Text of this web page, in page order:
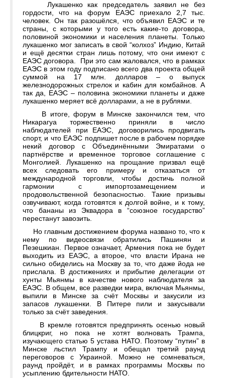
Лукашенко как председатель заявил не без
гордости, что на форум ЕАЭС приехало 2,7 тыс.
человек. Он так разошёлся, что объявил ЕАЭС и те
страны, с которыми у того есть какие-то договора,
половиной экономики и населения планеты. Только
лукашенко мог записать в свой “колхоз” Индию, Китай
и ещё десятки стран лишь потому, что они имеют с
ЕАЭС договора. При это сам жаловался, что в рамках
ЕАЭС в этом году подписано всего два проекта общей
суммой на 17 млн. долларов – о выпуск
железнодорожных стрелок и кабин для комбайнов. А
так да, ЕАЭС – половина экономики планеты и даже
лукашенко меряет всё долларами, а не в рублями.
В итоге, форум в Минске закончился тем, что
Никарагуа торжественно приняли в число
наблюдателей при ЕАЭС, договорились продвигать
спорт, и что ЕАЭС подпишет после в рабочем порядке
некий договор с Объединёнными Эмиратами о
партнёрстве и временное торговое соглашение с
Монголией. Лукашенко на прощание призвал ещё
всех следовать его примеру и отказаться от
международной торговли, чтобы достичь полной
гармонии с импортозамещением и
продовольственной безопасностью. Такие призывы
озвучивают, когда готовятся к долгой войне, и к тому,
что бананы из Эквадора в “союзное государство”
перестанут завозить.
Но главным достижением форума названо то, что к
нему по видеосвязи обратились Пашинян и
Пезешкиан. Первое означает, Армения пока не будет
выходить из ЕАЭС, а второе, что власти Ирана не
сильно обиделись на Москву за то, что даже йода не
прислала. В достижениях и прибытие делегации от
хунты Мьянмы в качестве нового наблюдателя за
ЕАЭС. В общем, все разведки мира, включая Мьянмы,
выпили в Минске за счёт Москвы и закусили из
запасов лукашенки. В Питере пили и закусывали
только за счёт заведения.
В кремле готовятся предпринять осенью новый
блицкриг, но пока не хотят волновать Трампа,
изучающего статью 5 устава НАТО. Поэтому “путин” в
Минске льстил Трампу и обещал третий раунд
переговоров с Украиной. Можно не сомневаться,
раунд пройдёт, и в рамках программы Москвы по
усыплению бдительности НАТО.